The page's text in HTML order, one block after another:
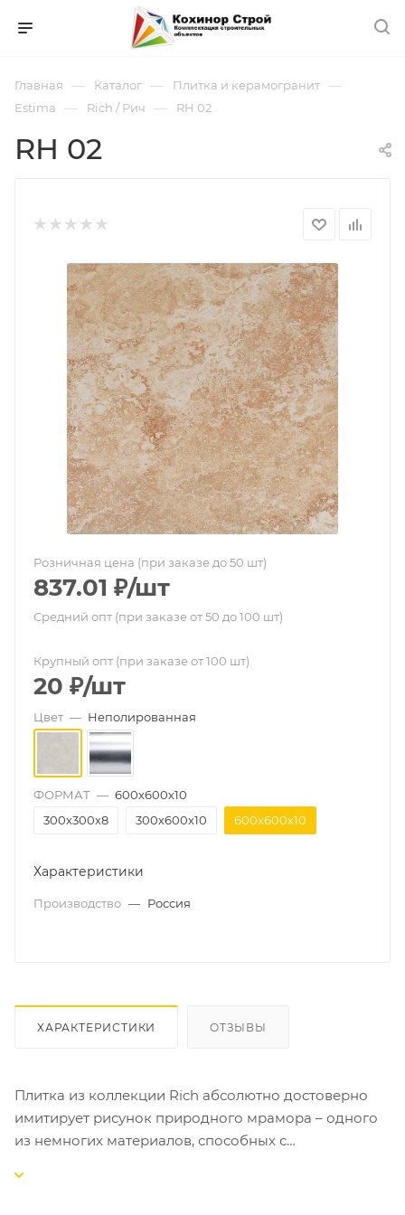
Главная — Каталог — Плитка и керамогранит —
Estima — Rich / Рич — RH 02
RH 02
Розничная цена (при заказе до 50 шт)
837.01 ₽/шт
Средний опт (при заказе от 50 до 100 шт)
Крупный опт (при заказе от 100 шт)
20 ₽/шт
Цвет — Неполированная
ФОРМАТ — 600х600х10
300х300х8
300х600х10 600х600х10
Характеристики
Производство — Россия
ХАРАКТЕРИСТИКИ ОТЗЫВЫ
Плитка из коллекции Rich абсолютно достоверно
имитирует рисунок природного мрамора – одного
из немногих материалов, способных с